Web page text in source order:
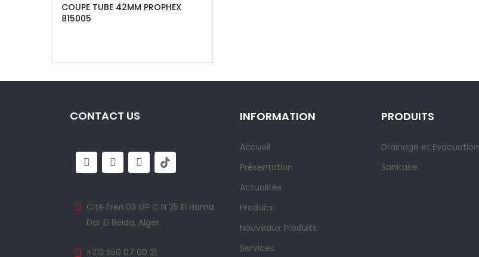
COUPE TUBE 42MM PROPHEX
815005
CONTACT US
Cité Freri 03 GP C N 35 El Hamiz
Dar El Beida, Alger.
+213 550 07 00 21
INFORMATION
Accueil
Présentation
Actualités
Produits
Nouveaux Produits
Services
PRODUITS
Drainage et Evacuation
Sanitaire